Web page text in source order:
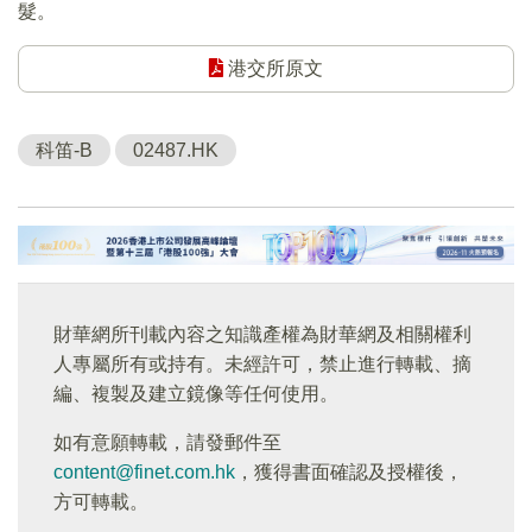
髮。
港交所原文
科笛-B 02487.HK
財華網所刊載內容之知識產權為財華網及相關權利
人專屬所有或持有。未經許可，禁止進行轉載、摘
編、複製及建立鏡像等任何使用。
如有意願轉載，請發郵件至
content@finet.com.hk ，獲得書面確認及授權後，
方可轉載。